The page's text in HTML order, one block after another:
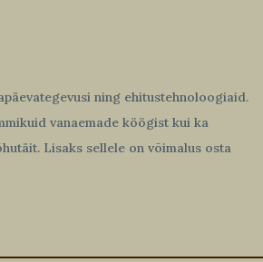
ning ehitustehnoloogiaid.
vanaemade köögist kui ka
Lisaks sellele on võimalus osta